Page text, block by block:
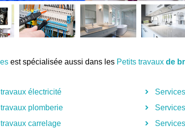
est spécialisée aussi dans les Petits travaux de
électricité
plomberie
carrelage